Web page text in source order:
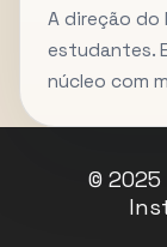
A direção do
estudantes.
núcleo com
© 2025